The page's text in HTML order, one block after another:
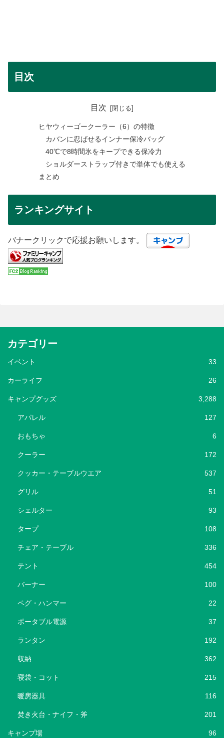
目次
目次
ヒヤウィーゴークーラー（6）の特徴
カバンに忍ばせるインナー保冷バッグ
40℃で8時間氷をキープできる保冷力
ショルダーストラップ付きで単体でも使える
まとめ
ランキングサイト
バナークリックで応援お願いします。
カテゴリー
イベント 33
カーライフ 26
キャンプグッズ 3,288
アパレル 127
おもちゃ 6
クーラー 172
クッカー・テーブルウエア 537
グリル 51
シェルター 93
タープ 108
チェア・テーブル 336
テント 454
バーナー 100
ペグ・ハンマー 22
ポータブル電源 37
ランタン 192
収納 362
寝袋・コット 215
暖房器具 116
焚き火台・ナイフ・斧 201
キャンプ場 96